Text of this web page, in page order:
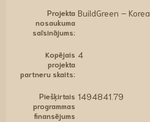
Projekta
nosaukuma
saīsinājums:
BuildGreen – Korea
Kopējais
projekta
partneru skaits:
4
Piešķirtais
programmas
finansējums
1494841.79